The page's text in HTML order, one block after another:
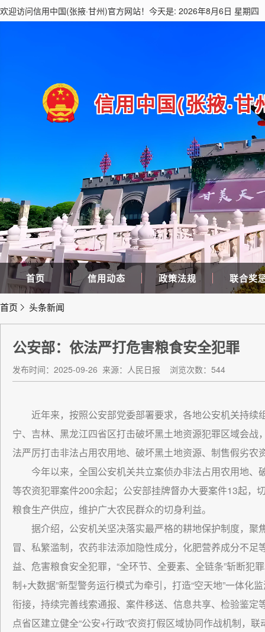
欢迎访问信用中国(张掖·甘州)官方网站！今天是: 2026年8月6日 星期四
信用中国(张掖·甘
首页 信用动态 政策法规 联合奖
首页 头条新闻
公安部：依法严打危害粮食安全犯罪
发布时间：2025-09-26 来源：人民日报 浏览次数：544
近年来，按照公安部党委部署要求，各地公安机关持续
宁、吉林、黑龙江四省区打击破坏黑土地资源犯罪区域会
法严厉打击非法占用农用地、破坏黑土地资源、制售假劣农
今年以来，全国公安机关共立案侦办非法占用农用地
等农资犯罪案件200余起；公安部挂牌督办大要案件13起，
粮食生产供应，维护广大农民群众的切身利益。
据介绍，公安机关坚决落实最严格的耕地保护制度，
冒、私繁滥制，农药非法添加隐性成分，化肥营养成分不
益、危害粮食安全犯罪，“全环节、全要素、全链条”斩断犯
制+大数据”新型警务运行模式为牵引，打造“空天地”一体化
衔接，持续完善线索通报、案件移送、信息共享、检验鉴
点省区建立健全“公安+行政”农资打假区域协同作战机制，